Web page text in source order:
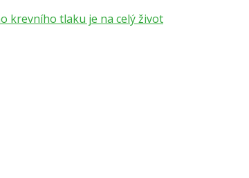
krevního tlaku je na celý život